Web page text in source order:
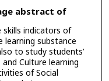
abstract of
skills indicators of
learning substance
to study students’
Culture learning
of Social